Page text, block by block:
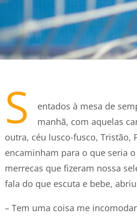
S
entados à mesa de
manhã, com aquelas
outra, céu lusco-fusco, Tristão,
encaminham para o que seria
merrecas que fizeram nossa
fala do que escuta e bebe,
– Tem uma coisa me